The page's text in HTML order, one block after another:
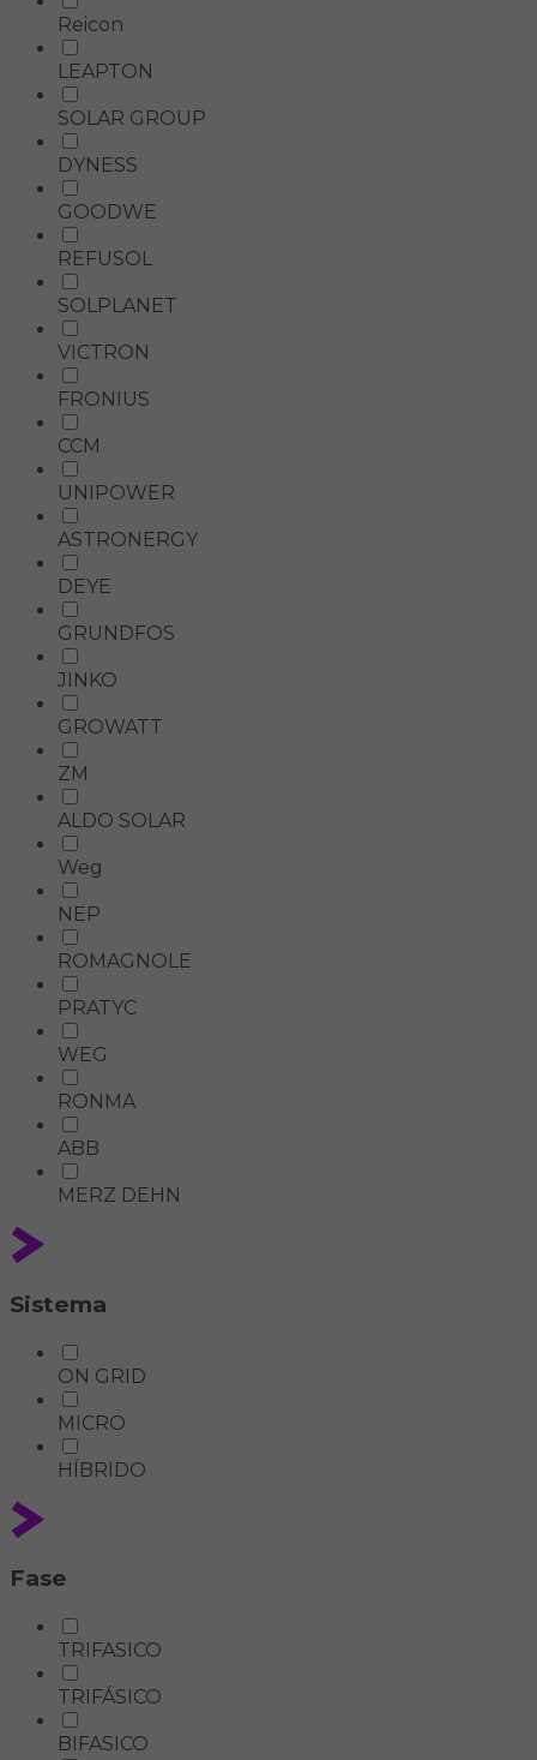
Reicon
LEAPTON
SOLAR GROUP
DYNESS
GOODWE
REFUSOL
SOLPLANET
VICTRON
FRONIUS
CCM
UNIPOWER
ASTRONERGY
DEYE
GRUNDFOS
JINKO
GROWATT
ZM
ALDO SOLAR
Weg
NEP
ROMAGNOLE
PRATYC
WEG
RONMA
ABB
MERZ DEHN
Sistema
ON GRID
MICRO
HÍBRIDO
Fase
TRIFASICO
TRIFÁSICO
BIFASICO